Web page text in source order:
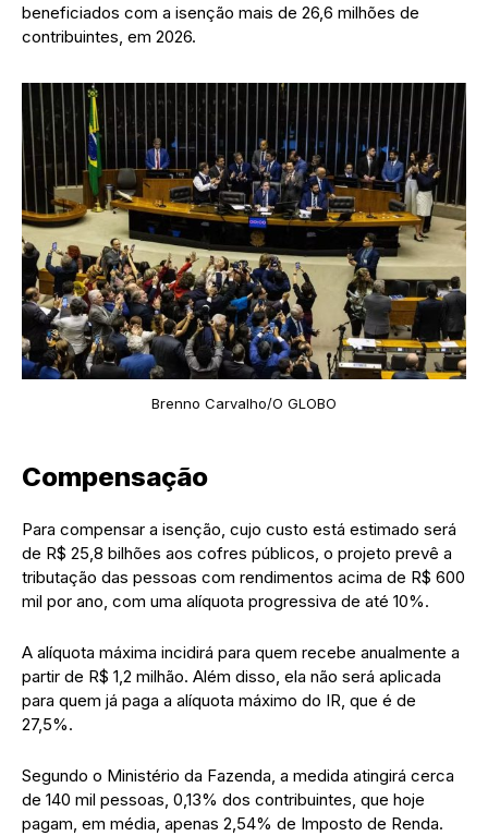
beneficiados com a isenção mais de 26,6 milhões de
contribuintes, em 2026.
Brenno Carvalho/O GLOBO
Compensação
Para compensar a isenção, cujo custo está estimado será
de R$ 25,8 bilhões aos cofres públicos, o projeto prevê a
tributação das pessoas com rendimentos acima de R$ 600
mil por ano, com uma alíquota progressiva de até 10%.
A alíquota máxima incidirá para quem recebe anualmente a
partir de R$ 1,2 milhão. Além disso, ela não será aplicada
para quem já paga a alíquota máximo do IR, que é de
27,5%.
Segundo o Ministério da Fazenda, a medida atingirá cerca
de 140 mil pessoas, 0,13% dos contribuintes, que hoje
pagam, em média, apenas 2,54% de Imposto de Renda.